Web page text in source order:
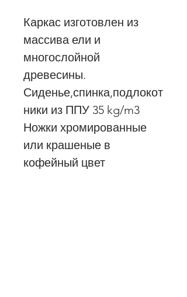
Каркас изготовлен из
массива ели и
многослойной
древесины.
Сиденье,спинка,подлокот
ники из ППУ 35 kg/m3
Ножки хромированные
или крашеные в
кофейный цвет